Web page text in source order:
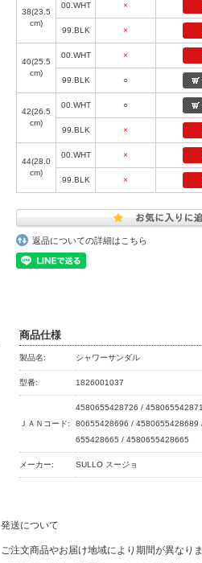
38(23.5
cm)
00.WHT ×
99.BLK ×
40(25.5
cm)
00.WHT ×
99.BLK ○
42(26.5
cm)
00.WHT ○
99.BLK ×
44(28.0
cm)
00.WHT ×
99.BLK ×
返品についての詳細はこちら
商品仕様
製品名: シャワーサンダル
型番: 1826001037
ＪＡＮコード:
4580655428726 /
80655428696 /
655428665 / 4580655428665
メーカー: SULLO スージョ
発送について
ご注文商品やお届け地域により期間が異なり